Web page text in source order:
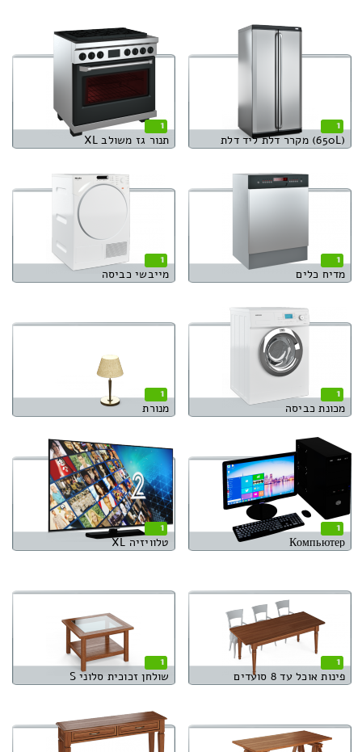
1
(650L) מקרר דלת ליד דלת
1
תנור גז משולב XL
1
מדיח כלים
1
מייבשי כביסה
1
מכונת כביסה
1
מנורת
1
Компьютер
1
טלוויזיה XL
1
פינות אוכל עד 8 סועדים
1
שולחן זכוכית סלוני S